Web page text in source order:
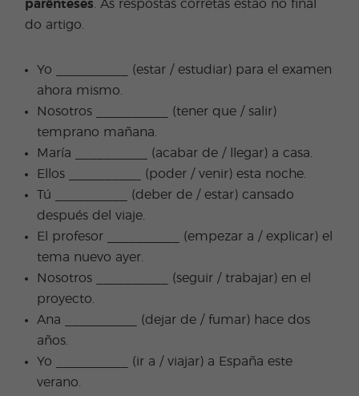
parênteses . As respostas corretas estão no final
do artigo.
Yo __________ (estar / estudiar) para el examen
ahora mismo.
Nosotros __________ (tener que / salir)
temprano mañana.
María __________ (acabar de / llegar) a casa.
Ellos __________ (poder / venir) esta noche.
Tú __________ (deber de / estar) cansado
después del viaje.
El profesor __________ (empezar a / explicar) el
tema nuevo ayer.
Nosotros __________ (seguir / trabajar) en el
proyecto.
Ana __________ (dejar de / fumar) hace dos
años.
Yo __________ (ir a / viajar) a España este
verano.